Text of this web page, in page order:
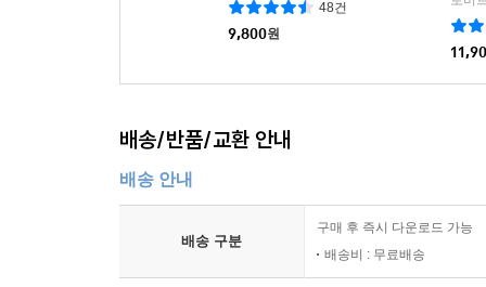
48건
9,800원
배송/반품/교환 안내
배송 안내
배송 구분
구매 후 즉시 다운로드 가능
배송비 : 무료배송